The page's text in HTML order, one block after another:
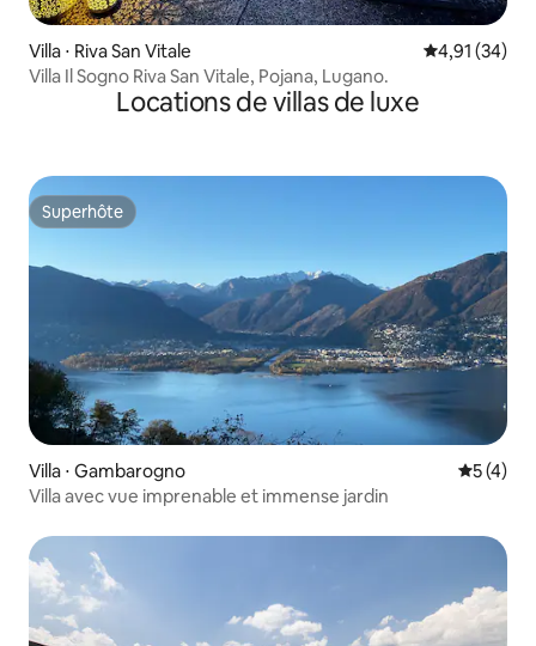
Villa ⋅ Riva San Vitale Évaluation
4,91 (34)
Villa Il Sogno Riva San Vitale, Pojana, Lugano.
Locations de villas de luxe
Superhôte
Superhôte
Villa ⋅ Gambarogno
5 (4)
Villa avec vue imprenable et immense jardin